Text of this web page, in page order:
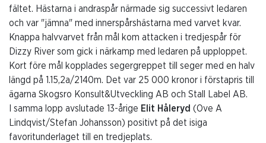
fältet. Hästarna i andraspår närmade sig successivt ledaren
och var "jämna" med innerspårshästarna med varvet kvar.
Knappa halvvarvet från mål kom attacken i tredjespår för
Dizzy River som gick i närkamp med ledaren på upploppet.
Kort före mål kopplades segergreppet till seger med en halv
längd på 1.15,2a/2140m. Det var 25 000 kronor i förstapris till
ägarna Skogsro Konsult&Utveckling AB och Stall Label AB.
I samma lopp avslutade 13-årige Elit Håleryd (Ove A
Lindqvist/Stefan Johansson) positivt på det isiga
favoritunderlaget till en tredjeplats.